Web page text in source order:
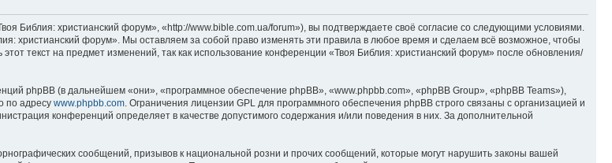
христианский форум», «http://www.bible.com.ua/forum»), вы подтверждаете своё согласие со следующими условиями.
христианский форум». Мы оставляем за собой право изменять эти правила в любое время и сделаем всё возможное, чтобы
текст на предмет изменений, так как использование конференции «Твоя Библия: христианский форум» после обновления/
phpBB (в дальнейшем «они», «программное обеспечение phpBB», «www.phpbb.com», «phpBB Group», «phpBB Teams»),
по адресу www.phpbb.com . Ограничения лицензии GPL для программного обеспечения phpBB строго связаны с организацией и
конференций определяет в качестве допустимого содержания и/или поведения в них. За дополнительной
сообщений, призывов к национальной розни и прочих сообщений, которые могут нарушить законы вашей